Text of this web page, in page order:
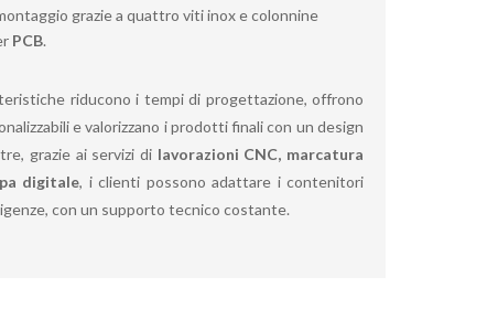
grazie a quattro viti inox e colonnine
PCB.
riducono i tempi di progettazione, offrono
e valorizzano i prodotti finali con un design
grazie ai servizi di lavorazioni CNC, marcatura
digitale, i clienti possono adattare i contenitori
con un supporto tecnico costante.